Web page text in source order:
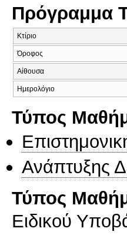
Πρόγραμμα
Κτίριο
Όροφος
Αίθουσα
Ημερολόγιο
Τύπος
Ανάπτυξης
Τύπος
Ειδικού